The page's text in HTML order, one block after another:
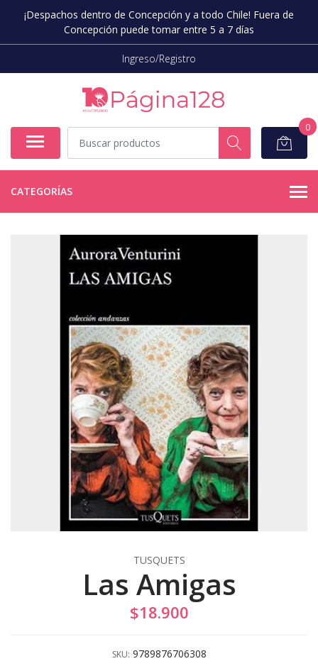
¡Despachos dentro de Concepción y a todo Chile! Fuera de
Concepción puede tomar entre 5 a 7 días
Ingreso/Registro
0
CATEGORÍAS
TUSQUETS
Las Amigas
$18.900
SKU: 9789876706308